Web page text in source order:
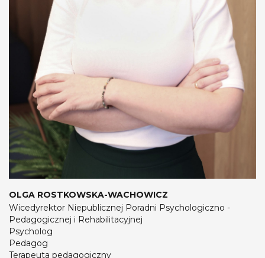
OLGA ROSTKOWSKA-WACHOWICZ
Wicedyrektor Niepublicznej Poradni Psychologiczno -
Pedagogicznej i Rehabilitacyjnej
Psycholog
Pedagog
Terapeuta pedagogiczny